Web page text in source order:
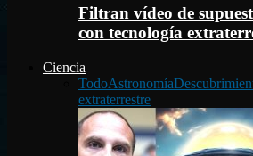
Filtran vídeo de
con tecnología
Ciencia
TodoAstronomía
extraterrestre